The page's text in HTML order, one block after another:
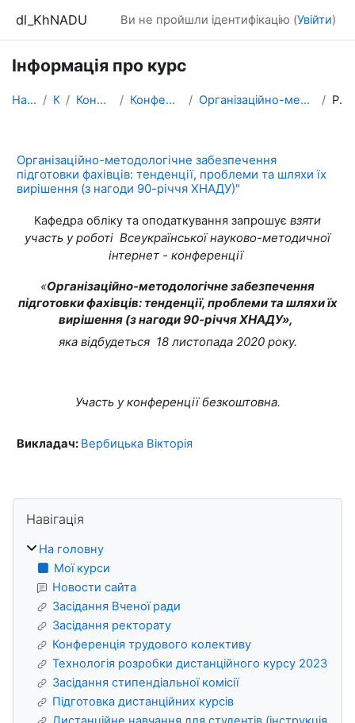
dl_KhNADU Ви не пройшли ідентифікацію (Увійти)
Інформація про курс
На головну Курси Конференції ХНАДУ Конференції ХНАДУ - 2020 Організаційно-методологічне забезпечення підготовк... Резюме
Організаційно-методологічне забезпечення
підготовки фахівців: тенденції, проблеми та шляхи їх
вирішення (з нагоди 90-річчя ХНАДУ)"
Кафедра обліку та оподаткування запрошує взяти
участь у роботі Всеукраїнської науково-методичної
інтернет - конференції
«Організаційно-методологічне забезпечення
підготовки фахівців: тенденції, проблеми та шляхи їх
вирішення (з нагоди 90-річчя ХНАДУ»,
яка відбудеться 18 листопада 2020 року.
Участь у конференції безкоштовна.
Викладач: Вербицька Вікторія
Блоки
Навігація
На головну
Мої курси
Новости сайта
Засідання Вченої ради
Засідання ректорату
Конференція трудового колективу
Технологія розробки дистанційного курсу 2023
Засідання стипендіальної комісії
Підготовка дистанційних курсів